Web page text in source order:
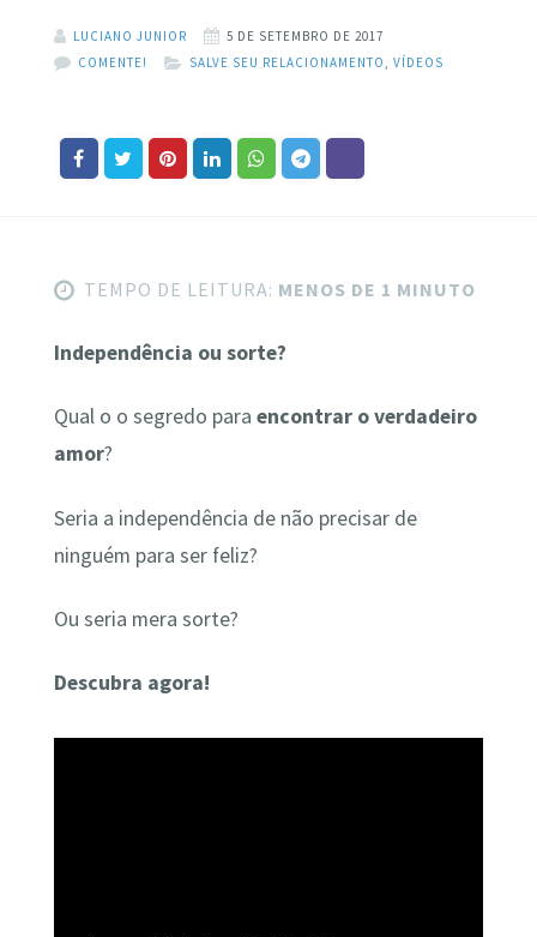
LUCIANO JUNIOR
5 DE SETEMBRO DE 2017
COMENTE!
SALVE SEU RELACIONAMENTO VÍDEOS
TEMPO DE LEITURA: MENOS DE 1 MINUTO
Independência ou sorte?
Qual o o segredo para encontrar o verdadeiro
amor?
Seria a independência de não precisar de
ninguém para ser feliz?
Ou seria mera sorte?
Descubra agora!